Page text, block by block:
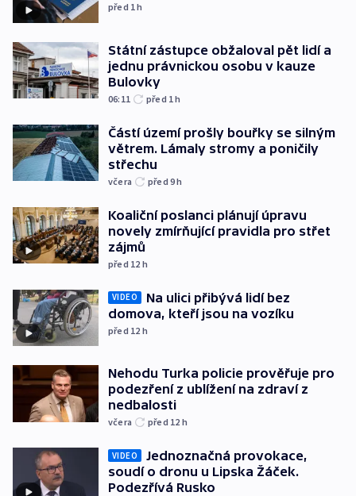
před 1h
Státní zástupce obžaloval pět lidí a
jednu právnickou osobu v kauze
Bulovky
06:11 před 1h
Částí území prošly bouřky se silným
větrem. Lámaly stromy a poničily
střechu
včera před 9h
Koaliční poslanci plánují úpravu
novely zmírňující pravidla pro střet
zájmů
před 12 h
VIDEO
Na ulici přibývá lidí bez
domova, kteří jsou na vozíku
před 12 h
Nehodu Turka policie prověřuje pro
podezření z ublížení na zdraví z
nedbalosti
včera před 12 h
VIDEO
Jednoznačná provokace,
soudí o dronu u Lipska Žáček.
Podezřívá Rusko